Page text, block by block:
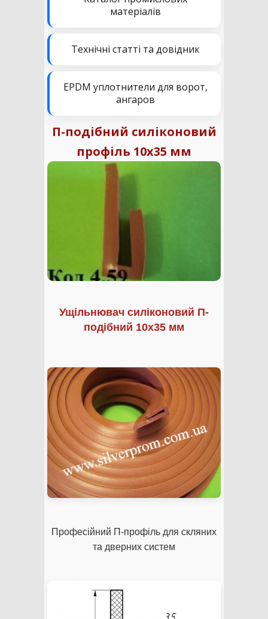
матеріалів
Технічні статті та довідник
EPDM уплотнители для ворот,
ангаров
П-подібний силіконовий
профіль 10х35 мм
Ущільнювач силіконовий П-
подібний 10х35 мм
Професійний П-профіль для скляних
та дверних систем